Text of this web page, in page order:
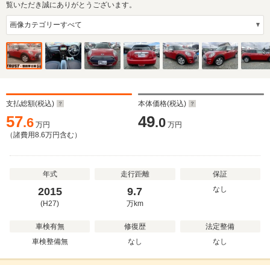
覧いただき誠にありがとうございます。
支払総額(税込)
57.6 万円
（諸費用8.6万円含む）
本体価格(税込)
49.0 万円
年式
2015
(H27)
走行距離
9.7
万km
保証
なし
車検有無
車検整備無
修復歴
なし
法定整備
なし